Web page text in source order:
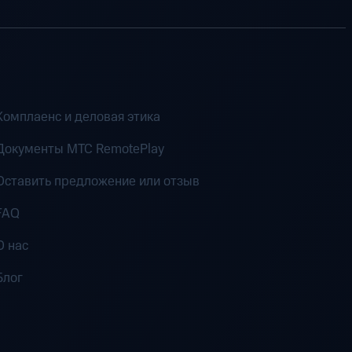
и деловая этика
MTC RemotePlay
предложение или отзыв
нас